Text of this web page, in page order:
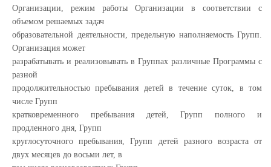
Организации, режим работы Организации в соответствии с
объемом решаемых задач
образовательной деятельности, предельную наполняемость Групп.
Организация может
разрабатывать и реализовывать в Группах различные Программы с
разной
продолжительностью пребывания детей в течение суток, в том
числе Групп
кратковременного пребывания детей, Групп полного и
продленного дня, Групп
круглосуточного пребывания, Групп детей разного возраста от
двух месяцев до восьми лет, в